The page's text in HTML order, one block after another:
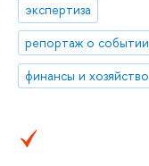
экспертиза
репортаж о событии
финансы и хозяйство